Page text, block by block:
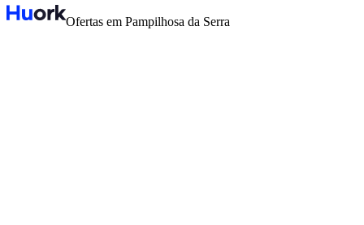
Ofertas em Pampilhosa da Serra